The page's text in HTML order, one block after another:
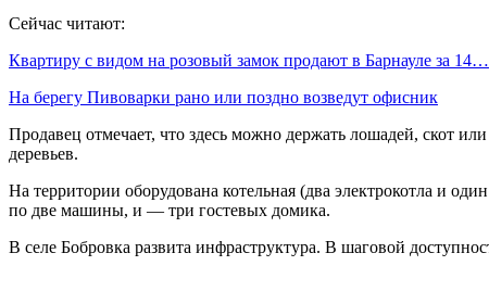
Сейчас читают:
Квартиру с видом на розовый замок продают в Барнауле за 14…
На берегу Пивоварки рано или поздно возведут офисник
Продавец отмечает, что здесь можно держать лошадей, скот
деревьев.
На территории оборудована котельная (два электрокотла и
по две машины, и — три гостевых домика.
В селе Бобровка развита инфраструктура. В шаговой